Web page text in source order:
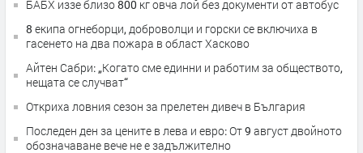
БАБХ иззе близо 800 кг овча лой без документи от автобус
8 екипа огнеборци, доброволци и горски се включиха в
гасенето на два пожара в област Хасково
Айтен Сабри: „Когато сме единни и работим за обществото,
нещата се случват“
Откриха ловния сезон за прелетен дивеч в България
Последен ден за цените в лева и евро: От 9 август двойното
обозначаване вече не е задължително